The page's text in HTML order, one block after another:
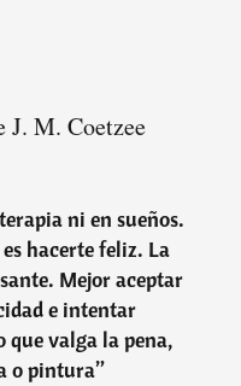
J. M. Coetzee
ni en sueños.
hacerte feliz. La
Mejor aceptar
e intentar
valga la pena,
o pintura”